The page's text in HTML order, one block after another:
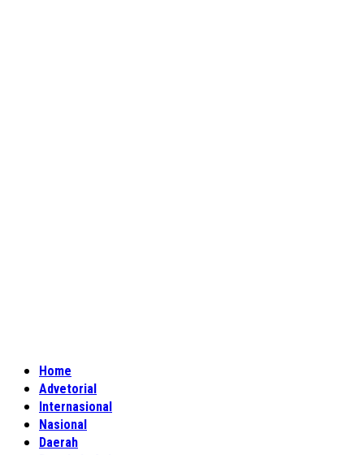
Home
Advetorial
Internasional
Nasional
Daerah